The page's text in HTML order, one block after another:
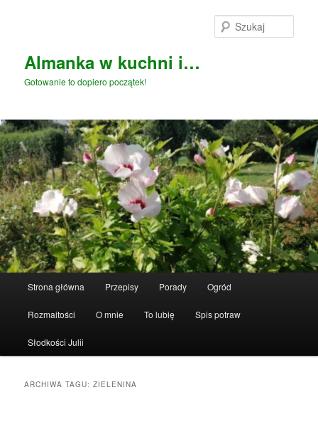
Almanka w kuchni i…
Gotowanie to dopiero początek!
Strona główna Przepisy Porady Ogród
Rozmaitości O mnie To lubię Spis potraw
Słodkości Julii
ARCHIWA TAGU:ZIELENINA